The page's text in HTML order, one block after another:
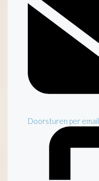
Doorsturen per email